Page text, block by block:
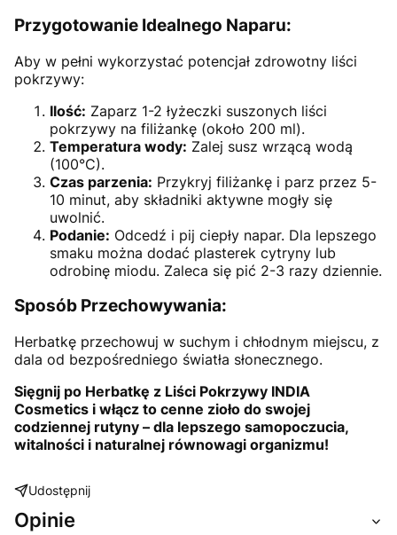
Przygotowanie Idealnego Naparu:
Aby w pełni wykorzystać potencjał zdrowotny liści
pokrzywy:
Ilość: Zaparz 1-2 łyżeczki suszonych liści
pokrzywy na filiżankę (około 200 ml).
Temperatura wody: Zalej susz wrzącą wodą
(100°C).
Czas parzenia: Przykryj filiżankę i parz przez 5-
10 minut, aby składniki aktywne mogły się
uwolnić.
Podanie: Odcedź i pij ciepły napar. Dla lepszego
smaku można dodać plasterek cytryny lub
odrobinę miodu. Zaleca się pić 2-3 razy dziennie.
Sposób Przechowywania:
Herbatkę przechowuj w suchym i chłodnym miejscu, z
dala od bezpośredniego światła słonecznego.
Sięgnij po Herbatkę z Liści Pokrzywy INDIA
Cosmetics i włącz to cenne zioło do swojej
codziennej rutyny – dla lepszego samopoczucia,
witalności i naturalnej równowagi organizmu!
Udostępnij
Opinie